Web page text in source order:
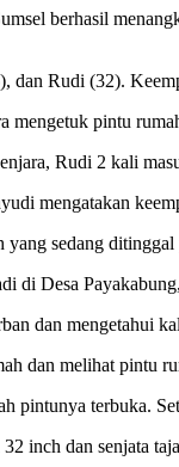
berhasil
Rudi (32).
pintu
Rudi 2 kali
mengatakan
sedang
di Desa
dan mengetahui
dan melihat pintu
terbuka.
inch dan senjata